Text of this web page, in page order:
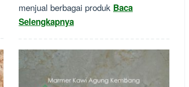
menjual berbagai produk Baca
Selengkapnya